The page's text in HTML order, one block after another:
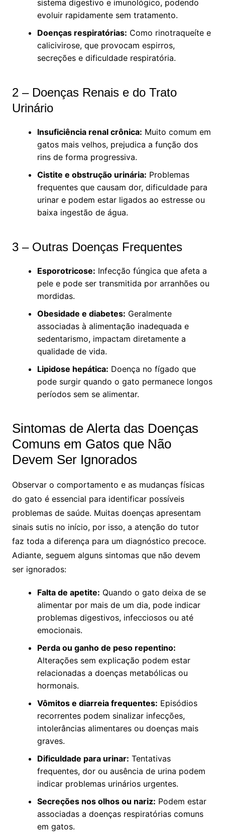
sistema digestivo e imunológico, podendo
evoluir rapidamente sem tratamento.
Doenças respiratórias: Como rinotraqueíte e
calicivirose, que provocam espirros,
secreções e dificuldade respiratória.
2 – Doenças Renais e do Trato
Urinário
Insuficiência renal crônica: Muito comum em
gatos mais velhos, prejudica a função dos
rins de forma progressiva.
Cistite e obstrução urinária: Problemas
frequentes que causam dor, dificuldade para
urinar e podem estar ligados ao estresse ou
baixa ingestão de água.
3 – Outras Doenças Frequentes
Esporotricose: Infecção fúngica que afeta a
pele e pode ser transmitida por arranhões ou
mordidas.
Obesidade e diabetes: Geralmente
associadas à alimentação inadequada e
sedentarismo, impactam diretamente a
qualidade de vida.
Lipidose hepática: Doença no fígado que
pode surgir quando o gato permanece longos
períodos sem se alimentar.
Sintomas de Alerta das Doenças
Comuns em Gatos que Não
Devem Ser Ignorados
Observar o comportamento e as mudanças físicas
do gato é essencial para identificar possíveis
problemas de saúde. Muitas doenças apresentam
sinais sutis no início, por isso, a atenção do tutor
faz toda a diferença para um diagnóstico precoce.
Adiante, seguem alguns sintomas que não devem
ser ignorados:
Falta de apetite: Quando o gato deixa de se
alimentar por mais de um dia, pode indicar
problemas digestivos, infecciosos ou até
emocionais.
Perda ou ganho de peso repentino:
Alterações sem explicação podem estar
relacionadas a doenças metabólicas ou
hormonais.
Vômitos e diarreia frequentes: Episódios
recorrentes podem sinalizar infecções,
intolerâncias alimentares ou doenças mais
graves.
Dificuldade para urinar: Tentativas
frequentes, dor ou ausência de urina podem
indicar problemas urinários urgentes.
Secreções nos olhos ou nariz: Podem estar
associadas a doenças respiratórias comuns
em gatos.